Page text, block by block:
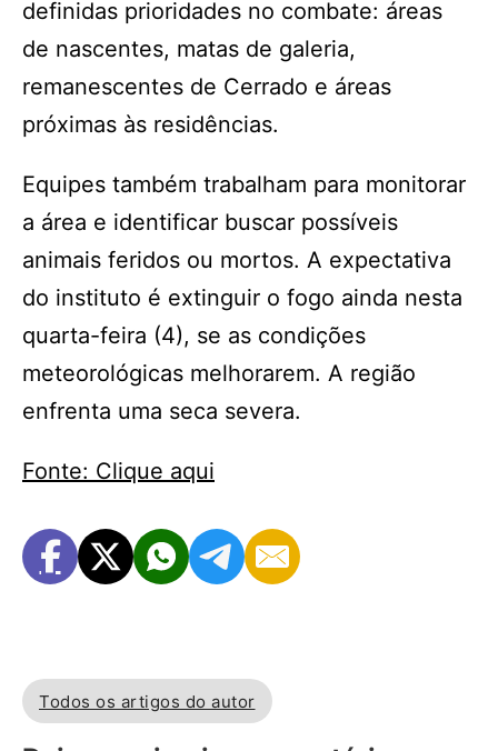
definidas prioridades no combate: áreas
de nascentes, matas de galeria,
remanescentes de Cerrado e áreas
próximas às residências.
Equipes também trabalham para monitorar
a área e identificar buscar possíveis
animais feridos ou mortos. A expectativa
do instituto é extinguir o fogo ainda nesta
quarta-feira (4), se as condições
meteorológicas melhorarem. A região
enfrenta uma seca severa.
Fonte: Clique aqui
Todos os artigos do autor